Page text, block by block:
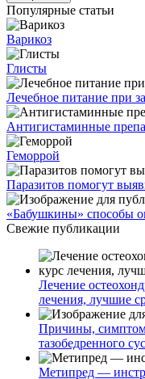
Популярные статьи
Варикоз
Глисты
Лечебное питание при
Антигистаминные
Геморрой
Паразитов помогут
«Бабушкины» способы
Свежие публикации
Лечение
лечения, лучшие
Причины,
тазобедренного
Метипред —